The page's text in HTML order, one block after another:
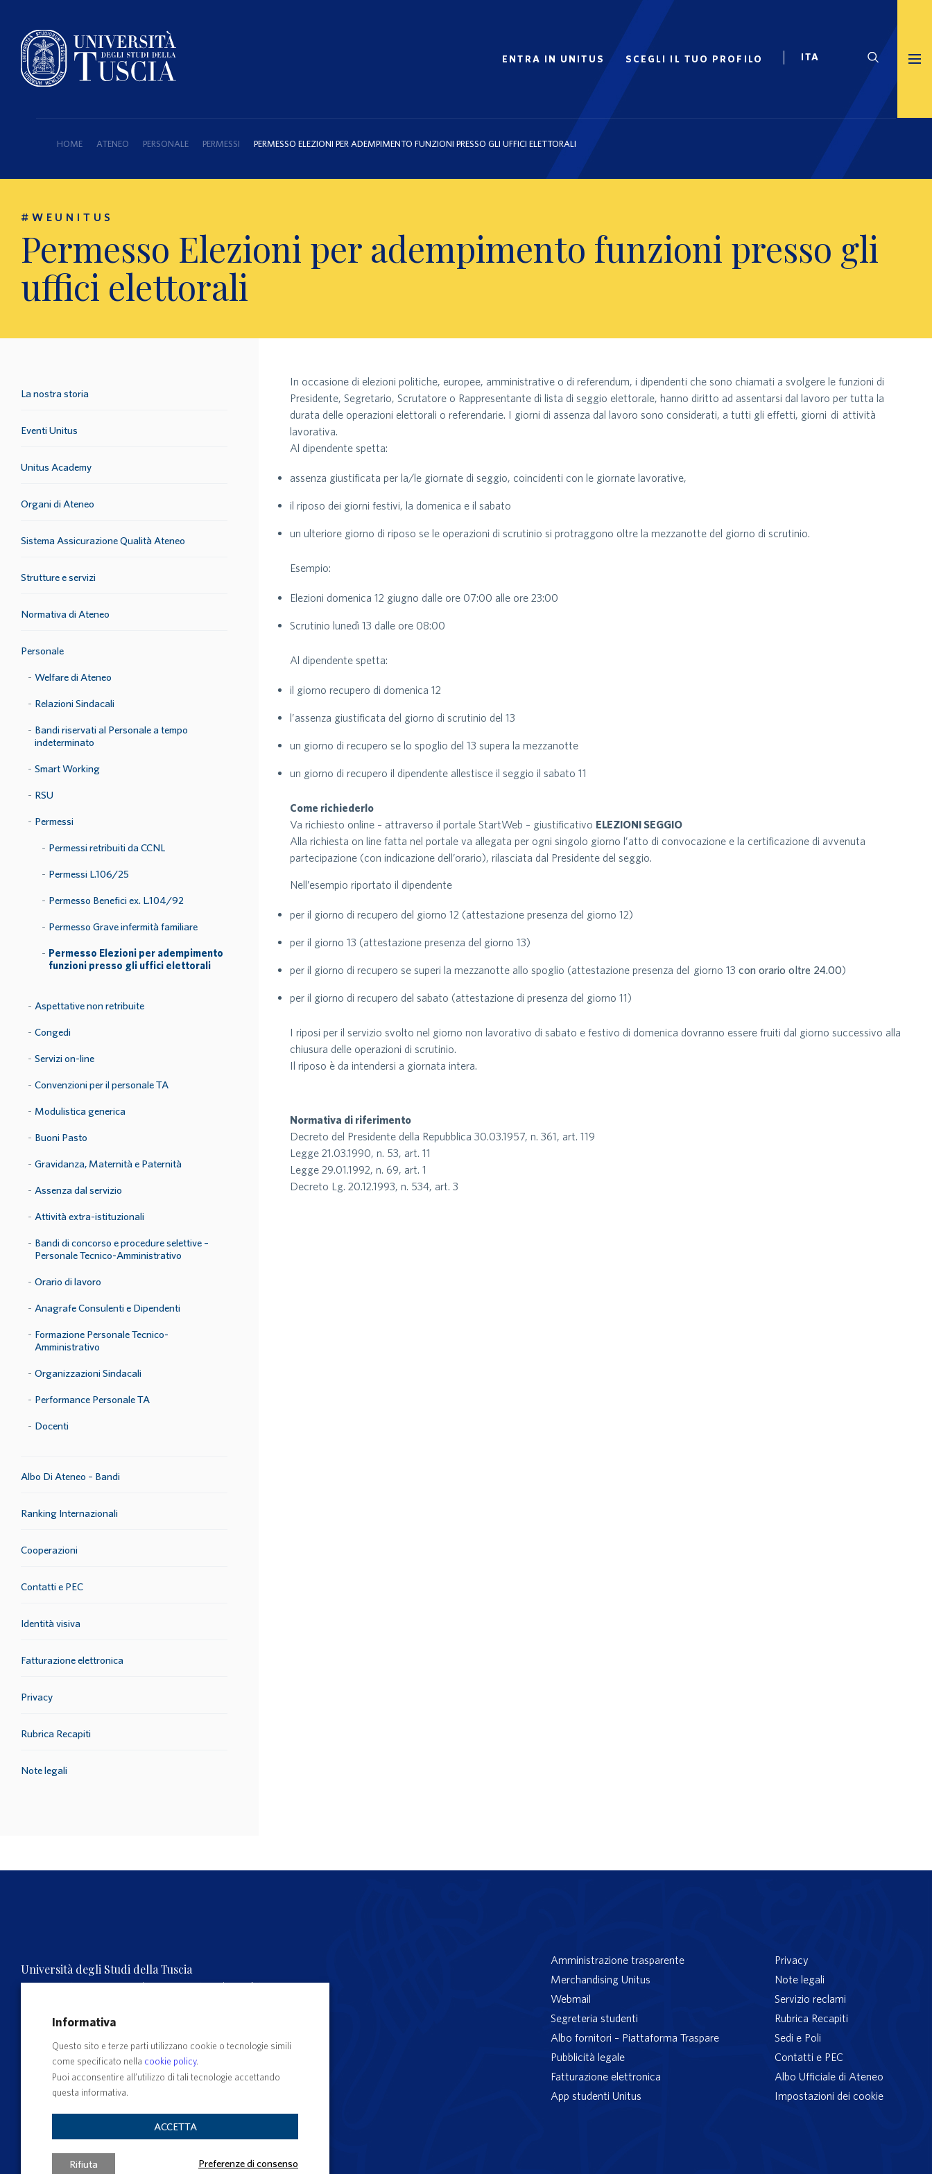
ENTRA IN UNITUS SCEGLI IL TUO PROFILO
HOME ATENEO PERSONALE PERMESSI PERMESSO ELEZIONI PER ADEMPIMENTO FUNZIONI PRESSO GLI UFFICI ELETTORALI
#WEUNITUS
Permesso Elezioni per adempimento funzioni presso gli
uffici elettorali
La nostra storia
Eventi Unitus
Unitus Academy
Organi di Ateneo
Sistema Assicurazione Qualità Ateneo
Strutture e servizi
Normativa di Ateneo
Personale
Welfare di Ateneo
Relazioni Sindacali
Bandi riservati al Personale a tempo
indeterminato
Smart Working
RSU
Permessi
Permessi retribuiti da CCNL
Permessi L.106/25
Permesso Benefici ex. L.104/92
Permesso Grave infermità familiare
Permesso Elezioni per adempimento
funzioni presso gli uffici elettorali
Aspettative non retribuite
Congedi
Servizi on-line
Convenzioni per il personale TA
Modulistica generica
Buoni Pasto
Gravidanza, Maternità e Paternità
Assenza dal servizio
Attività extra-istituzionali
Bandi di concorso e procedure selettive –
Personale Tecnico-Amministrativo
Orario di lavoro
Anagrafe Consulenti e Dipendenti
Formazione Personale Tecnico-
Amministrativo
Organizzazioni Sindacali
Performance Personale TA
Docenti
Albo Di Ateneo – Bandi
Ranking Internazionali
Cooperazioni
Contatti e PEC
Identità visiva
Fatturazione elettronica
Privacy
Rubrica Recapiti
Note legali
In occasione di elezioni politiche, europee, amministrative o di referendum, i dipendenti che sono chiamati a svolgere le funzioni di
Presidente, Segretario, Scrutatore o Rappresentante di lista di seggio elettorale, hanno diritto ad assentarsi dal lavoro per tutta la
durata delle operazioni elettorali o referendarie. I giorni di assenza dal lavoro sono considerati, a tutti gli effetti, giorni di attività
lavorativa.
Al dipendente spetta:
assenza giustificata per la/le giornate di seggio, coincidenti con le giornate lavorative,
il riposo dei giorni festivi, la domenica e il sabato
un ulteriore giorno di riposo se le operazioni di scrutinio si protraggono oltre la mezzanotte del giorno di scrutinio.
Esempio:
Elezioni domenica 12 giugno dalle ore 07:00 alle ore 23:00
Scrutinio lunedì 13 dalle ore 08:00
Al dipendente spetta:
il giorno recupero di domenica 12
l’assenza giustificata del giorno di scrutinio del 13
un giorno di recupero se lo spoglio del 13 supera la mezzanotte
un giorno di recupero il dipendente allestisce il seggio il sabato 11
Come richiederlo
Va richiesto online – attraverso il portale StartWeb – giustificativo ELEZIONI SEGGIO
Alla richiesta on line fatta nel portale va allegata per ogni singolo giorno l’atto di convocazione e la certificazione di avvenuta
partecipazione (con indicazione dell’orario), rilasciata dal Presidente del seggio.
Nell’esempio riportato il dipendente
per il giorno di recupero del giorno 12 (attestazione presenza del giorno 12)
per il giorno 13 (attestazione presenza del giorno 13)
per il giorno di recupero se superi la mezzanotte allo spoglio (attestazione presenza del giorno 13con orario oltre 24.00)
per il giorno di recupero del sabato (attestazione di presenza del giorno 11)
I riposi per il servizio svolto nel giorno non lavorativo di sabato e festivo di domenica dovranno essere fruiti dal giorno successivo alla
chiusura delle operazioni di scrutinio.
Il riposo è da intendersi a giornata intera.
Normativa di riferimento
Decreto del Presidente della Repubblica 30.03.1957, n. 361, art. 119
Legge 21.03.1990, n. 53, art. 11
Legge 29.01.1992, n. 69, art. 1
Decreto Lg. 20.12.1993, n. 534, art. 3
Università degli Studi della Tuscia
Rettorato, Via S.M. in Gradi n.4, 01100 Viterbo, ITALY.
C.F. 80029030568 – P.IVA 00575560560
Amministrazione trasparente
Merchandising Unitus
Webmail
Segreteria studenti
Albo fornitori – Piattaforma Traspare
Pubblicità legale
Fatturazione elettronica
App studenti Unitus
Privacy
Note legali
Servizio reclami
Rubrica Recapiti
Sedi e Poli
Contatti e PEC
Albo Ufficiale di Ateneo
Impostazioni dei cookie
Informativa
Questo sito e terze parti utilizzano cookie o tecnologie simili
come specificato nella cookie policy.
Puoi acconsentire all’utilizzo di tali tecnologie accettando
questa informativa.
ACCETTA
Rifiuta Preferenze di consenso